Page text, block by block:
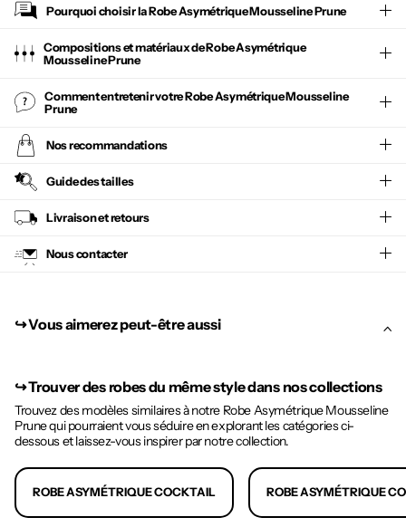
Pourquoi choisir laRobe Asymétrique Mousseline Prune
Compositions et matériaux de Robe Asymétrique
Mousseline Prune
Comment entretenir votreRobe Asymétrique Mousseline
Prune
Nos recommandations
Guide des tailles
Livraison et retours
Nous contacter
↪︎ Vous aimerez peut-être aussi
↪︎Trouver des robes du même style dans nos collections
Trouvez des modèles similaires à notre Robe Asymétrique Mousseline
Prune qui pourraient vous séduire en explorant les catégories ci-
dessous et laissez-vous inspirer par notre collection.
ROBE ASYMÉTRIQUE COCKTAIL ROBE ASYMÉTRIQUE